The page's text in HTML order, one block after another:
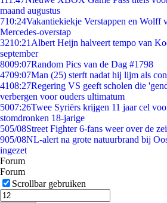
maand augustus
710:24Vakantiekiekje Verstappen en Wolff
Mercedes-overstap
3210:21 Albert Heijn halveert tempo van
september
8009:07Random Pics van de Dag #1798
4709:07Man (25) sterft nadat hij lijm als
4108:27Regering VS geeft scholen die
verbergen voor ouders ultimatum
5007:26Twee Syriërs krijgen 11 jaar cel
stomdronken 18-jarige
505/08Street Fighter 6-fans weer over de
905/08NL-alert na grote natuurbrand bij
ingezet
Forum
Forum
Scrollbar gebruiken